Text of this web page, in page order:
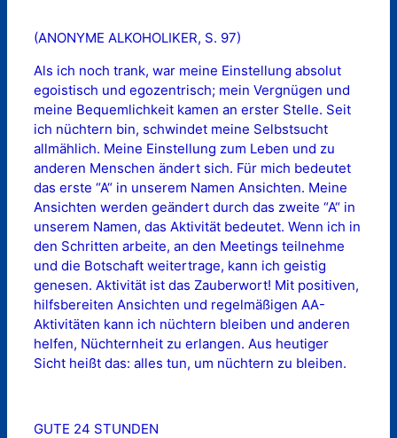
(ANONYME ALKOHOLIKER, S. 97)
Als ich noch trank, war meine Einstellung absolut
egoistisch und egozentrisch; mein Vergnügen und
meine Bequemlichkeit kamen an erster Stelle. Seit
ich nüchtern bin, schwindet meine Selbstsucht
allmählich. Meine Einstellung zum Leben und zu
anderen Menschen ändert sich. Für mich bedeutet
das erste “A“ in unserem Namen Ansichten. Meine
Ansichten werden geändert durch das zweite “A“ in
unserem Namen, das Aktivität bedeutet. Wenn ich in
den Schritten arbeite, an den Meetings teilnehme
und die Botschaft weitertrage, kann ich geistig
genesen. Aktivität ist das Zauberwort! Mit positiven,
hilfsbereiten Ansichten und regelmäßigen AA-
Aktivitäten kann ich nüchtern bleiben und anderen
helfen, Nüchternheit zu erlangen. Aus heutiger
Sicht heißt das: alles tun, um nüchtern zu bleiben.
GUTE 24 STUNDEN